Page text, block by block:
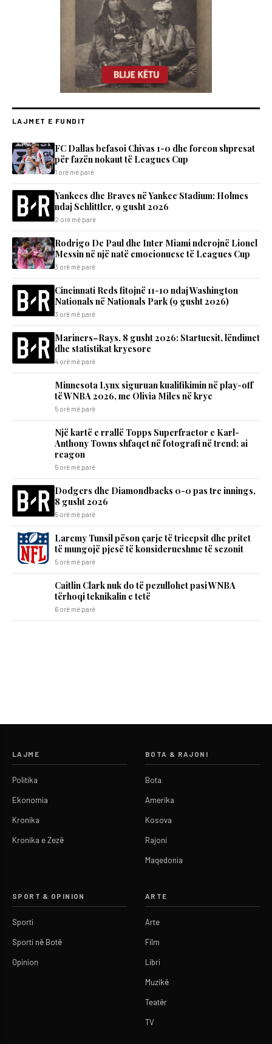
LAJMET E FUNDIT
FC Dallas befasoi Chivas 1-0 dhe forcon shpresat
për fazën nokaut të Leagues Cup
1 orë më parë
Yankees dhe Braves në Yankee Stadium: Holmes
ndaj Schlittler, 9 gusht 2026
2 orë më parë
Rodrigo De Paul dhe Inter Miami nderojnë Lionel
Messin në një natë emocionuese të Leagues Cup
3 orë më parë
Cincinnati Reds fitojnë 11-10 ndaj Washington
Nationals në Nationals Park (9 gusht 2026)
3 orë më parë
Mariners–Rays, 8 gusht 2026: Startuesit, lëndimet
dhe statistikat kryesore
4 orë më parë
Minnesota Lynx siguruan kualifikimin në play-off
të WNBA 2026, me Olivia Miles në krye
5 orë më parë
Një kartë e rrallë Topps Superfractor e Karl-
Anthony Towns shfaqet në fotografi në trend; ai
reagon
5 orë më parë
Dodgers dhe Diamondbacks 0-0 pas tre innings,
8 gusht 2026
5 orë më parë
Laremy Tunsil pëson çarje të tricepsit dhe pritet
të mungojë pjesë të konsiderueshme të sezonit
5 orë më parë
Caitlin Clark nuk do të pezullohet pasi WNBA
tërhoqi teknikalin e tetë
6 orë më parë
LAJME
Politika
Ekonomia
Kronika
Kronika e Zezë
BOTA & RAJONI
Bota
Amerika
Kosova
Rajoni
Maqedonia
SPORT & OPINION
Sporti
Sporti në Botë
Opinion
ARTE
Arte
Film
Libri
Muzikë
Teatër
TV